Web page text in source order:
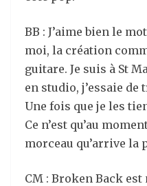
BB : J’aime bien le
moi, la création
guitare. Je suis à St
en studio, j’essaie
Une fois que je les
Ce n’est qu’au
morceau qu’arrive la
CM : Broken Back